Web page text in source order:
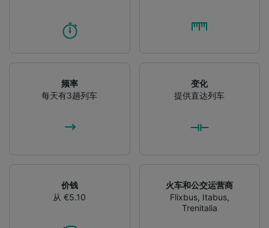
频率
每天有3趟列车
变化
提供直达列车
价钱
从 €5.10
火车和公交运营商
Flixbus, Itabus,
Trenitalia
and/or access information on a device.
Personalised advertising and content,
advertising and content measurement,
audience research and services development.
List of Partners